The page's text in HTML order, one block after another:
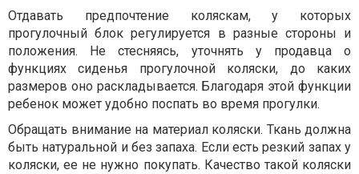
Отдавать предпочтение коляскам, у которых
прогулочный блок регулируется в разные стороны и
положения. Не стесняясь, уточнять у продавца о
функциях сиденья прогулочной коляски, до каких
размеров оно раскладывается. Благодаря этой функции
ребенок может удобно поспать во время прогулки.
Обращать внимание на материал коляски. Ткань должна
быть натуральной и без запаха. Если есть резкий запах у
коляски, ее не нужно покупать. Качество такой коляски